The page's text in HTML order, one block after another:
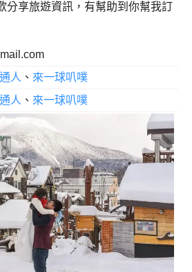
分享旅遊資訊，有幫助到你幫我訂
人 、 來一球叭噗
人 、 來一球叭噗